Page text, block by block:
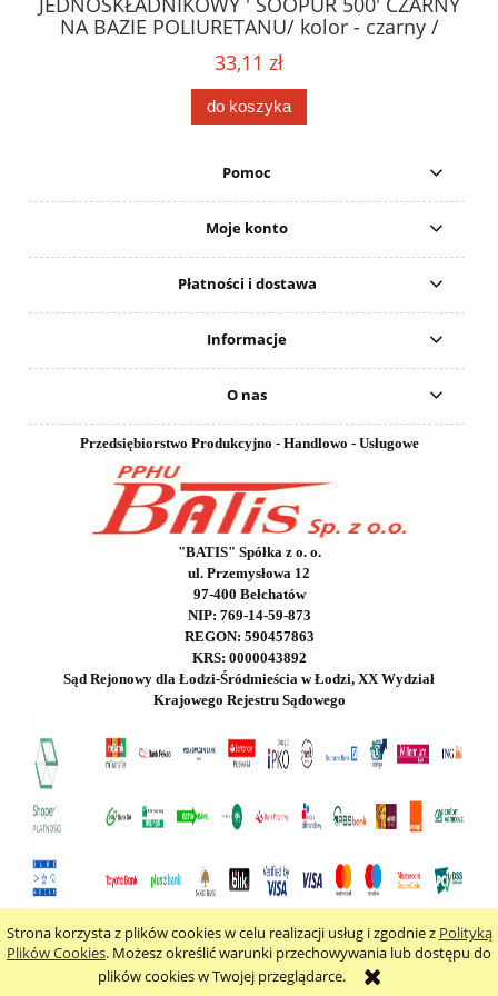
Strona korzysta z plików cookies w celu realizacji usług i zgodnie z Polityką
Plików Cookies. Możesz określić warunki przechowywania lub dostępu do
plików cookies w Twojej przeglądarce.
NA BAZIE POLIURETANU/ kolor - czarny /
karton 20 szt. / pistolet do kleju 307730 /
33,11 zł
do koszyka
Pomoc
Moje konto
Płatności i dostawa
Informacje
O nas
Przedsiębiorstwo Produkcyjno - Handlowo - Usługowe
"BATIS" Spółka z o. o.
ul. Przemysłowa 12
97-400 Bełchatów
NIP: 769-14-59-873
REGON: 590457863
KRS: 0000043892
Sąd Rejonowy dla Łodzi-Śródmieścia w Łodzi, XX Wydział
Krajowego Rejestru Sądowego
pokaż pełną wersję strony
Sklep internetowy Shoper.pl